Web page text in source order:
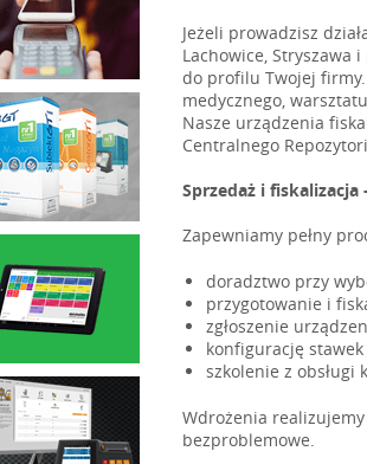
Jeżeli prowadzisz
Lachowice, Stryszawa
do profilu Twojej
medycznego,
Nasze urządzenia
Centralnego
Sprzedaż i fiskalizacja
Zapewniamy pełny
doradztwo przy
przygotowanie i
zgłoszenie
konfigurację stawek
szkolenie z obsługi
Wdrożenia realizujemy
bezproblemowe.